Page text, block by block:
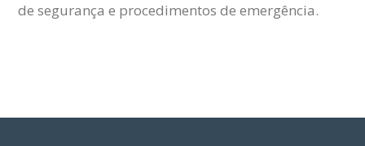
de segurança e procedimentos de emergência.